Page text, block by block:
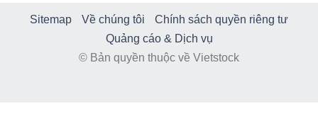
Sitemap Về chúng tôi
Chính sách quyền riêng tư
Quảng cáo & Dịch vụ
© Bản quyền thuộc về Vietstock